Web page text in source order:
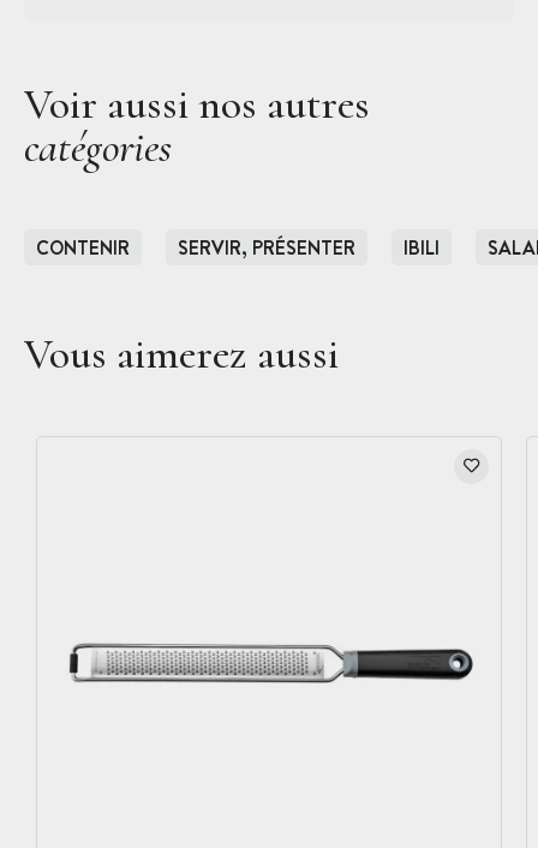
Voir aussi nos autres
catégories
CONTENIR SERVIR, PRÉSENTER IBILI
Vous aimerez aussi